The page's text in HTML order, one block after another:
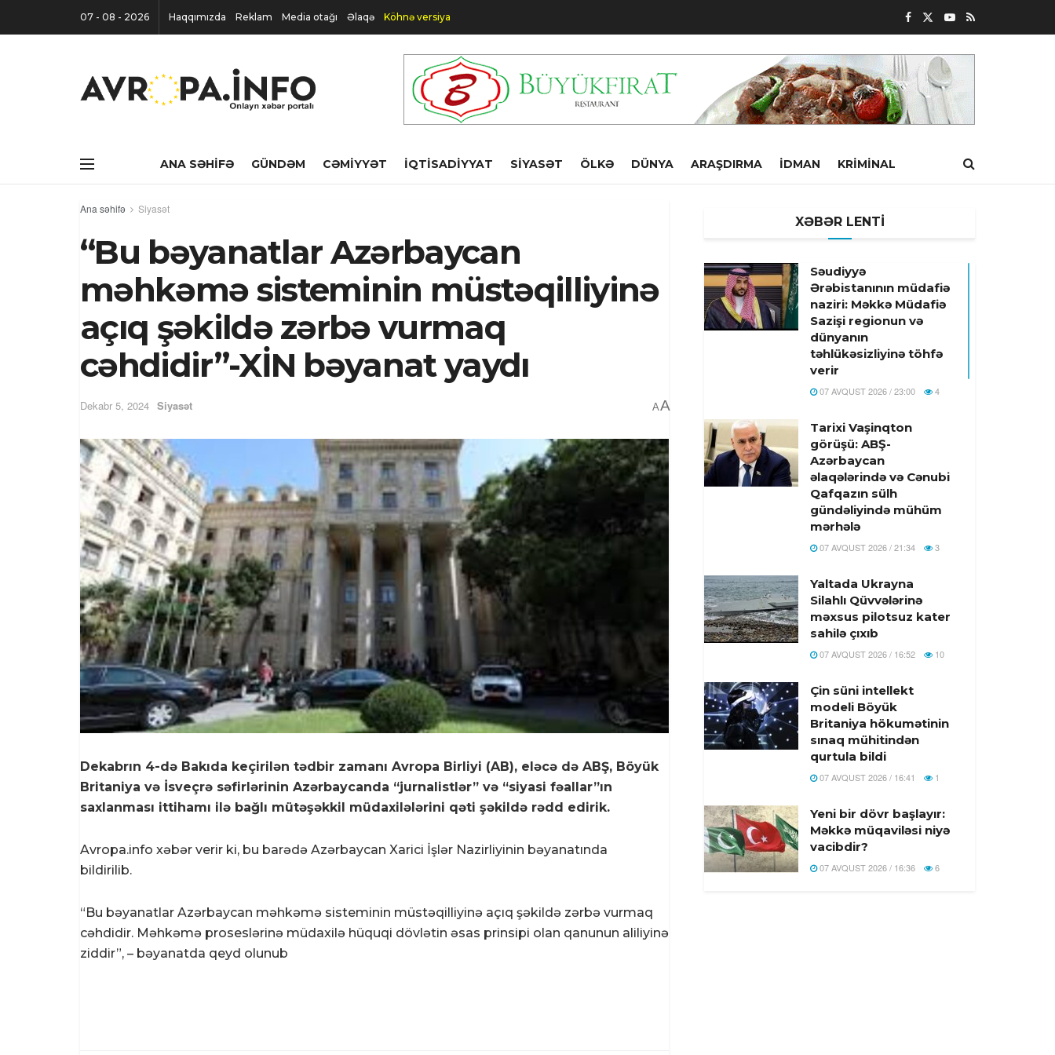
07 - 08 - 2026 Haqqımızda Reklam Media otağı Əlaqə Köhnə versiya
ANA SƏHIFƏ GÜNDƏM CƏMIYYƏT İQTISADIYYAT SIYASƏT ÖLKƏ DÜNYA ARAŞDIRMA İDMAN KRIMINAL
Ana səhifə Siyasət
“Bu bəyanatlar Azərbaycan
məhkəmə sisteminin müstəqilliyinə
açıq şəkildə zərbə vurmaq
cəhdidir”-XİN bəyanat yaydı
Dekabr 5, 2024 Siyasət AA
Dekabrın 4-də Bakıda keçirilən tədbir zamanı Avropa Birliyi (AB), eləcə də ABŞ, Böyük
Britaniya və İsveçrə səfirlərinin Azərbaycanda “jurnalistlər” və “siyasi fəallar”ın
saxlanması ittihamı ilə bağlı mütəşəkkil müdaxilələrini qəti şəkildə rədd edirik.
Avropa.info xəbər verir ki, bu barədə Azərbaycan Xarici İşlər Nazirliyinin bəyanatında
bildirilib.
“Bu bəyanatlar Azərbaycan məhkəmə sisteminin müstəqilliyinə açıq şəkildə zərbə vurmaq
cəhdidir. Məhkəmə proseslərinə müdaxilə hüquqi dövlətin əsas prinsipi olan qanunun aliliyinə
ziddir”, – bəyanatda qeyd olunub
XƏBƏR LENTİ
Səudiyyə
Ərəbistanının müdafiə
naziri: Məkkə Müdafiə
Sazişi regionun və
dünyanın
təhlükəsizliyinə töhfə
verir
07 AVQUST 2026 / 23:00 4
Tarixi Vaşinqton
görüşü: ABŞ-
Azərbaycan
əlaqələrində və Cənubi
Qafqazın sülh
gündəliyində mühüm
mərhələ
07 AVQUST 2026 / 21:34 3
Yaltada Ukrayna
Silahlı Qüvvələrinə
məxsus pilotsuz kater
sahilə çıxıb
07 AVQUST 2026 / 16:52 10
Çin süni intellekt
modeli Böyük
Britaniya hökumətinin
sınaq mühitindən
qurtula bildi
07 AVQUST 2026 / 16:41 1
Yeni bir dövr başlayır:
Məkkə müqaviləsi niyə
vacibdir?
07 AVQUST 2026 / 16:36 6